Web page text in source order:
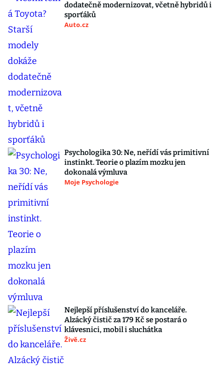
dodatečně modernizovat, včetně hybridů i
sporťáků
Auto.cz
Psychologika 30: Ne, neřídí vás primitivní
instinkt. Teorie o plazím mozku jen
dokonalá výmluva
Moje Psychologie
Nejlepší příslušenství do kanceláře.
Alzácký čistič za 179 Kč se postará o
klávesnici, mobil i sluchátka
Živě.cz